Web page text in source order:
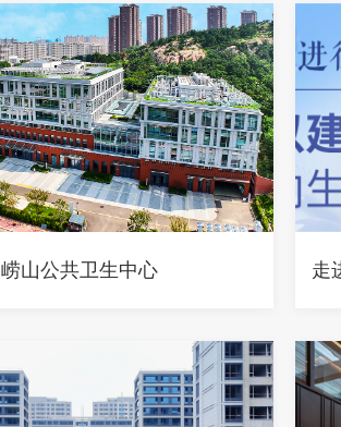
崂山公共卫生中心